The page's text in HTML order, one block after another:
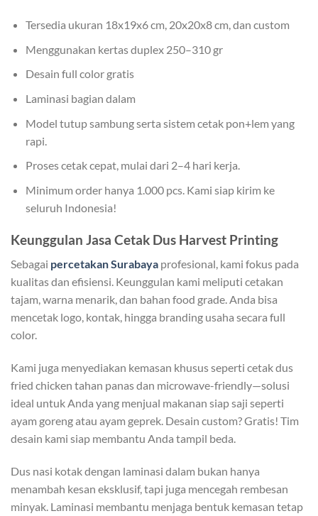
Tersedia ukuran 18x19x6 cm, 20x20x8 cm, dan custom
Menggunakan kertas duplex 250–310 gr
Desain full color gratis
Laminasi bagian dalam
Model tutup sambung serta sistem cetak pon+lem yang
rapi.
Proses cetak cepat, mulai dari 2–4 hari kerja.
Minimum order hanya 1.000 pcs. Kami siap kirim ke
seluruh Indonesia!
Keunggulan Jasa Cetak Dus Harvest Printing
Sebagai percetakan Surabaya profesional, kami fokus pada
kualitas dan efisiensi. Keunggulan kami meliputi cetakan
tajam, warna menarik, dan bahan food grade. Anda bisa
mencetak logo, kontak, hingga branding usaha secara full
color.
Kami juga menyediakan kemasan khusus seperti cetak dus
fried chicken tahan panas dan microwave-friendly—solusi
ideal untuk Anda yang menjual makanan siap saji seperti
ayam goreng atau ayam geprek. Desain custom? Gratis! Tim
desain kami siap membantu Anda tampil beda.
Dus nasi kotak dengan laminasi dalam bukan hanya
menambah kesan eksklusif, tapi juga mencegah rembesan
minyak. Laminasi membantu menjaga bentuk kemasan tetap